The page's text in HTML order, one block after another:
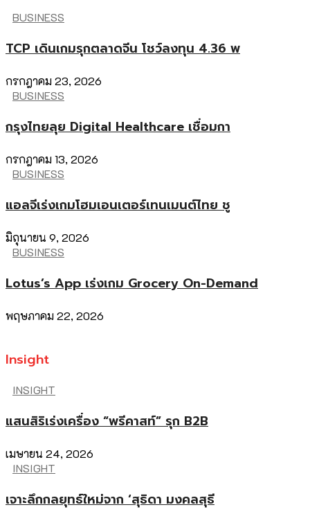
BUSINESS
TCP เดินเกมรุกตลาดจีน โชว์ลงทุน 4.36 พ
กรกฎาคม 23, 2026
BUSINESS
กรุงไทยลุย Digital Healthcare เชื่อมกา
กรกฎาคม 13, 2026
BUSINESS
แอลจีเร่งเกมโฮมเอนเตอร์เทนเมนต์ไทย ชู
มิถุนายน 9, 2026
BUSINESS
Lotus’s App เร่งเกม Grocery On-Demand
พฤษภาคม 22, 2026
Insight
INSIGHT
แสนสิริเร่งเครื่อง “พรีคาสท์” รุก B2B
เมษายน 24, 2026
INSIGHT
เจาะลึกกลยุทธ์ใหม่จาก ‘สุธิดา มงคลสุธี